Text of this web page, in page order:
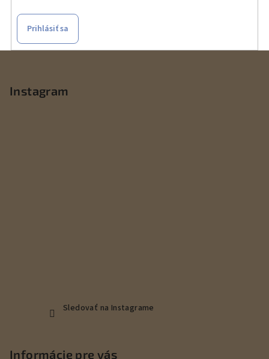
Prihlásiť sa
Instagram
Sledovať na Instagrame
Informácie pre vás